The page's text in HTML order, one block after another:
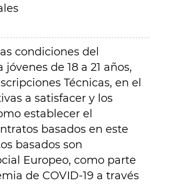
condiciones del
de 18 a 21 años,
Técnicas, en el
a satisfacer y los
establecer el
basados en este
basados son
Europeo, como parte
de COVID-19 a través